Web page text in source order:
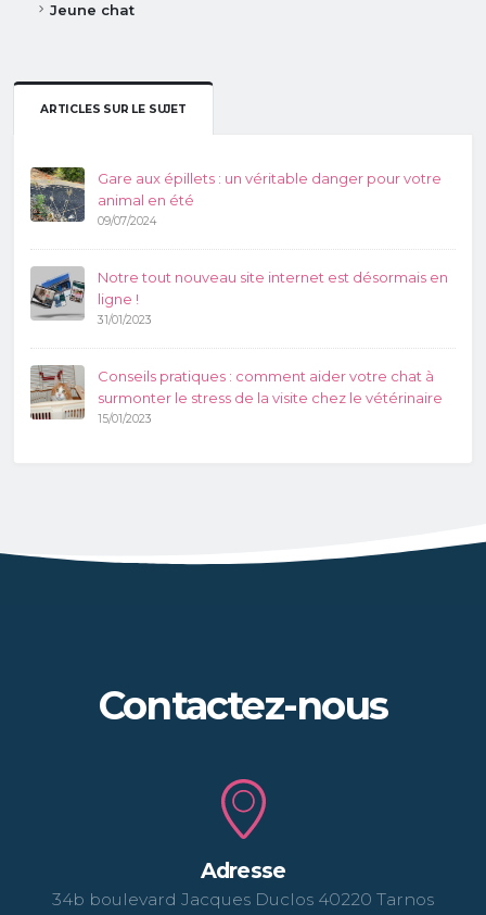
Jeune chat
ARTICLES SUR LE SUJET
Gare aux épillets : un véritable danger pour votre
animal en été
09/07/2024
Notre tout nouveau site internet est désormais en
ligne !
31/01/2023
Conseils pratiques : comment aider votre chat à
surmonter le stress de la visite chez le vétérinaire
15/01/2023
Contactez-nous
Adresse
34b boulevard Jacques Duclos 40220 Tarnos